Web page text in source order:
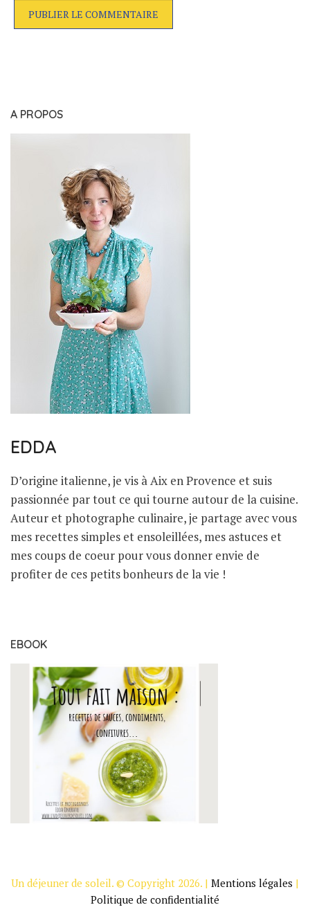
A PROPOS
EDDA
D’origine italienne, je vis à Aix en Provence et suis
passionnée par tout ce qui tourne autour de la cuisine.
Auteur et photographe culinaire, je partage avec vous
mes recettes simples et ensoleillées, mes astuces et
mes coups de coeur pour vous donner envie de
profiter de ces petits bonheurs de la vie !
EBOOK
Un déjeuner de soleil. © Copyright 2026. | Mentions légales |
Politique de confidentialité